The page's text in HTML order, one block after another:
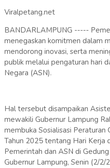
Viralpetang.net
BANDARLAMPUNG -----
menegaskan komitmen dalam
mendorong inovasi, serta
publik melalui pengaturan hari
Negara (ASN).
Hal tersebut disampaikan
mewakili Gubernur Lampung
membuka Sosialisasi
Tahun 2025 tentang Hari Kerja
Pemerintah dan ASN di
Gubernur Lampung, Senin (2/2/